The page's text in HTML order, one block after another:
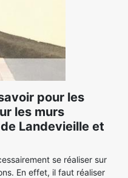
pour les
les murs
Landevieille et
se réaliser sur
En effet, il faut réaliser